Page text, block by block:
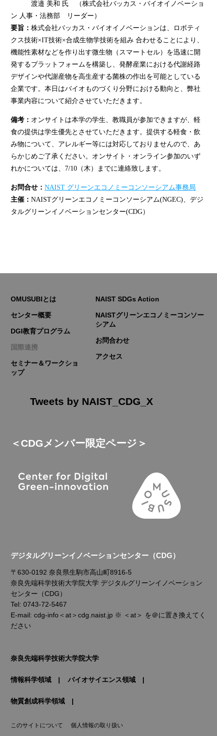
渡邉 美和 氏 （株式会社バッカス・バイオイノベーショ
ン 人事・法務部 リーダー）
要旨：株式会社バッカス・バイオイノベーションは、ロボティ
クス技術×IT技術×合成生物学技術を組み 合わせることにより、
機能性素材などを作り出す微生物（スマートセル）を迅速に開
発するプラットフォームを構築し、発酵産業における代謝経路
デザインや代謝産物を高生産する菌株の作出を可能としている
企業です。本日はバイオものづくり分野における動向と、弊社
事業内容について紹介させていただきます。
備考： オンサイトは本学の学生、教職員が参加できますが、軽
食の提供は学生優先とさせていただきます。提供する軽食・飲
み物について、アレルギー等には対応しておりませんので、あ
らかじめご了承ください。オンサイト・オンライン参加のいず
れかについては、7/10（木）までに連絡致します。
お問合せ：NAIST グリーンエコノミーコンソーシアム事務局
主催：NAISTグリーンエコノミーコンソーシアム(NGEC)、デジ
タルグリーンイノベーションセンター(CDG）
OMUSUBIとは
センター概要
DGI教育プログラム
国際連携
セミナー＆ワークショ
ップ
NAIST SDGs Action
NAISTグリーンエコノミーコンソー
シアム
お問合わせ
アクセス
Tweets by NAIST_CDG_X
＜CDGメンバー限定ページ＞
デジタルグリーンイノベーションセンター（CDG）
〒630-0192 奈良県生駒市高山町8916-5
奈良先端科学技術大学院大学 デジタルグリーンイノベーション
センター（CDG）
Tel: 0743-72-5467
E-mail: cdg-info＜at＞cdg.naist.jp ※ ＜at＞ を＠に置き換えてく
ださい
奈良先端科学技術大学院大学
情報科学領域 バイオサイエンス領域
物質創成科学領域
このサイトについて 個人情報の取り扱い